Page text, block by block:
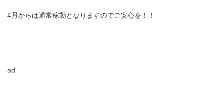
4月からは通常稼動となりますのでご安心を！！
ad